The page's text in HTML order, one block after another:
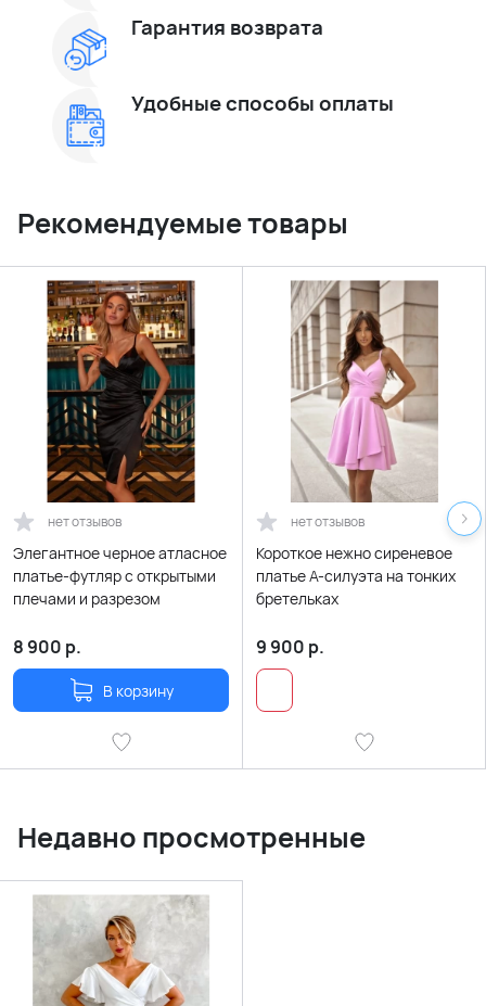
Гарантия возврата
Удобные способы оплаты
Рекомендуемые товары
нет отзывов
Элегантное черное атласное
платье-футляр с открытыми
плечами и разрезом
8 900 р.
В корзину
нет отзывов
Короткое нежно сиреневое
платье А-силуэта на тонких
бретельках
9 900 р.
Недавно просмотренные